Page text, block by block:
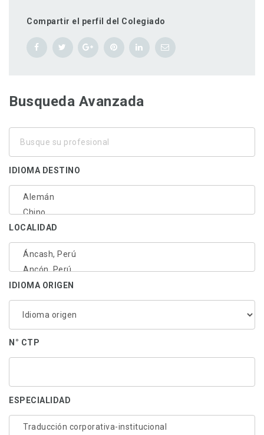
Compartir el perfil del Colegiado
Busqueda Avanzada
IDIOMA DESTINO
LOCALIDAD
IDIOMA ORIGEN
N° CTP
ESPECIALIDAD